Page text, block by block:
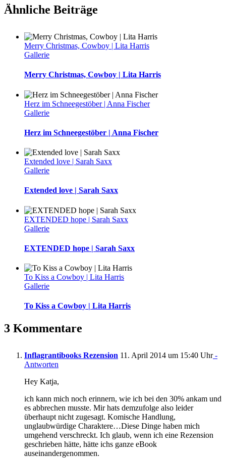
Ähnliche Beiträge
Merry Christmas, Cowboy | Lita Harris
Gallerie
Merry Christmas, Cowboy | Lita Harris
Herz im Schneegestöber | Anna Fischer
Gallerie
Herz im Schneegestöber | Anna Fischer
Extended love | Sarah Saxx
Gallerie
Extended love | Sarah Saxx
EXTENDED hope | Sarah Saxx
Gallerie
EXTENDED hope | Sarah Saxx
To Kiss a Cowboy | Lita Harris
Gallerie
To Kiss a Cowboy | Lita Harris
3 Kommentare
Inflagrantibooks Rezension 11. April 2014 um 15:40 Uhr-
Antworten
Hey Katja,
ich kann mich noch erinnern, wie ich bei den 30% ankam und
es abbrechen musste. Mir hats demzufolge also leider
überhaupt nicht zugesagt. Komische Handlung,
unglaubwürdige Charaktere…Diese Dinge haben mich
umgehend verschreckt. Ich glaub, wenn ich eine Rezension
geschrieben hätte, hätte ichs ganze eBook
auseinandergenommen.